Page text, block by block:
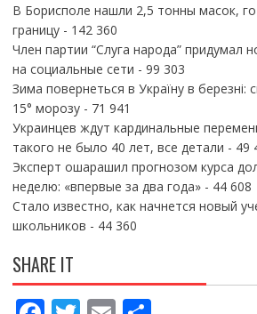
В Борисполе нашли 2,5 тонны масок,
границу- 142 360
Член партии “Слуга народа” придумал
на социальные сети - 99 303
Зима повернеться в Україну в березні:
15° морозу- 71 941
Украинцев ждут кардинальные
такого не было 40 лет, все детали - 49
Эксперт ошарашил прогнозом курса
неделю: «впервые за два года»- 44 608
Стало известно, как начнется новый
школьников - 44 360
SHARE IT